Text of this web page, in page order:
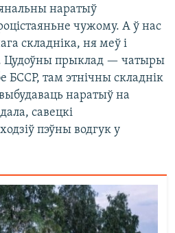
наратыў
чужому. А ў нас
складніка, ня меў і
Цудоўны прыклад — чатыры
там этнічны складнік
наратыў на
савецкі
пэўны водгук у